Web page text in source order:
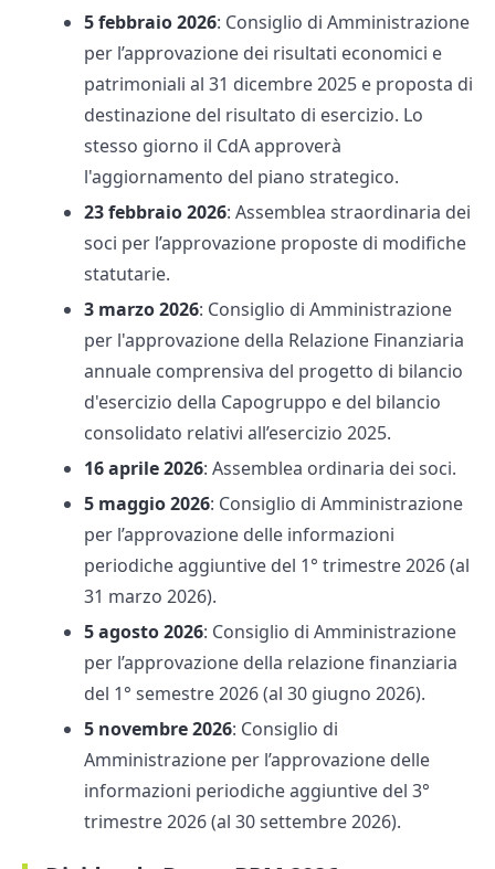
5 febbraio 2026: Consiglio di Amministrazione
per l’approvazione dei risultati economici e
patrimoniali al 31 dicembre 2025 e proposta di
destinazione del risultato di esercizio. Lo
stesso giorno il CdA approverà
l'aggiornamento del piano strategico.
23 febbraio 2026: Assemblea straordinaria dei
soci per l’approvazione proposte di modifiche
statutarie.
3 marzo 2026: Consiglio di Amministrazione
per l'approvazione della Relazione Finanziaria
annuale comprensiva del progetto di bilancio
d'esercizio della Capogruppo e del bilancio
consolidato relativi all’esercizio 2025.
16 aprile 2026: Assemblea ordinaria dei soci.
5 maggio 2026: Consiglio di Amministrazione
per l’approvazione delle informazioni
periodiche aggiuntive del 1° trimestre 2026 (al
31 marzo 2026).
5 agosto 2026: Consiglio di Amministrazione
per l’approvazione della relazione finanziaria
del 1° semestre 2026 (al 30 giugno 2026).
5 novembre 2026: Consiglio di
Amministrazione per l’approvazione delle
informazioni periodiche aggiuntive del 3°
trimestre 2026 (al 30 settembre 2026).